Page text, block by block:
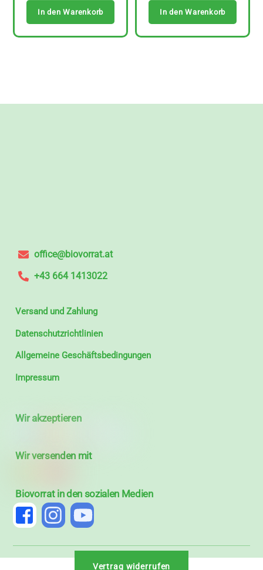
In den Warenkorb In den Warenkorb
office@biovorrat.at
+43 664 1413022
Versand und Zahlung
Datenschutzrichtlinien
Allgemeine Geschäftsbedingungen
Impressum
Wir akzeptieren
Wir versenden mit
Biovorrat in den sozialen Medien
Vertrag widerrufen